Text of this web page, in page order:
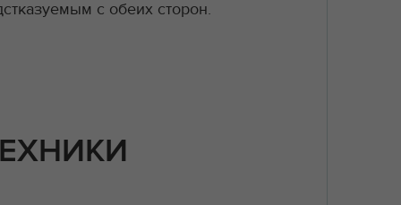
с обеих сторон.